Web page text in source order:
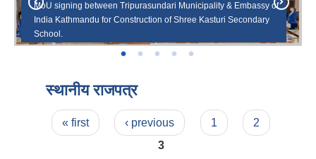
MoU signing between Tripurasundari Municipality & Embassy of
India Kathmandu for Construction of Shree Kasturi Secondary
School.
त्रिपुरासुन्दरी नगरपािलकामा FTTH सेवा प्रारम्भ कार्यक्रम
वाला त्रिपुरासुन्दरी माताको मन्दिर ।
नगरपालिका केन्द्र त्रिपुराकोट वगर ।
प्रमुख जिल्ला अधिकारी ज्यूलाई नगरपालिकामा स्वागत ।
स्थानीय राजपत्र
Pages
« first ‹ previous 1
2
3